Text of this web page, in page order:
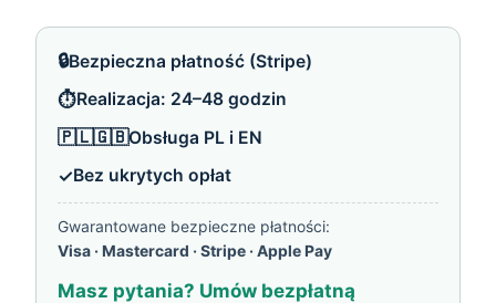
zakładowego
spółki
Ltd
🔒Bezpieczna płatność (Stripe)
⏱️Realizacja: 24–48 godzin
🇵🇱🇬🇧Obsługa PL i EN
✓Bez ukrytych opłat
Gwarantowane bezpieczne płatności:
Visa · Mastercard · Stripe · Apple Pay
Masz pytania? Umów bezpłatną